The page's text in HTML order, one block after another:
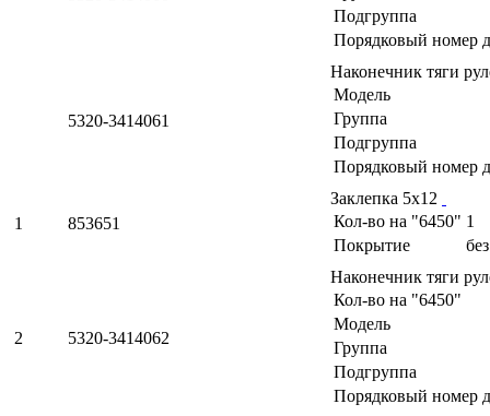
Подгруппа
Порядковый номер
5320-3414061
Наконечник тяги
Модель
Группа
Подгруппа
Порядковый номер
1 853651
Заклепка 5х12
Кол-во на "6450" 1
Покрытие
2 5320-3414062
Наконечник тяги
Кол-во на "6450"
Модель
Группа
Подгруппа
Порядковый номер